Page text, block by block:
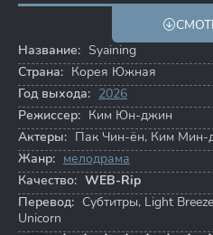
Название: Syaining
Страна: Корея Южная
Год выхода: 2026
Режиссер: Ким Юн-джин
Актеры: Пак Чин-ён, Ким Мин-
Жанр: мелодрама
Качество: WEB-Rip
Перевод: Субтитры, Light
Unicorn